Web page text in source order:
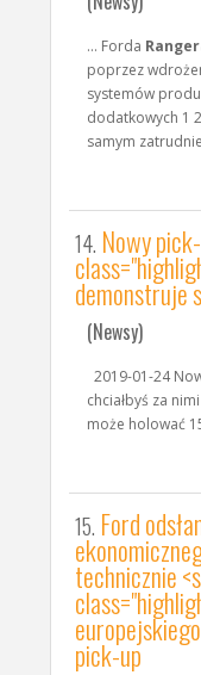
... Forda
poprzez
systemów
dodatkowych 1
samym
14. Nowy
demonstruje
(Newsy)
2019-01-24
chciałbyś za
może holować
15. Ford
technicznie
pick-up